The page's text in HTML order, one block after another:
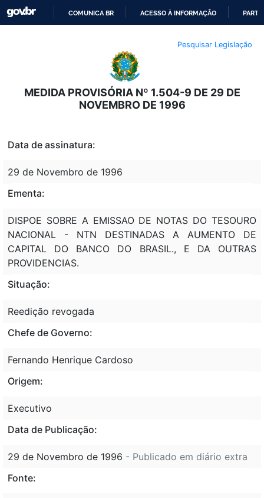
O
CONTEÚDO
COMUNICA BR ACESSO À INFORMAÇÃO
Pesquisar Legislação
MEDIDA PROVISÓRIA Nº 1.504-9 DE 29 DE
NOVEMBRO DE 1996
Data de assinatura:
29 de Novembro de 1996
Ementa:
DISPOE SOBRE A EMISSAO DE NOTAS DO TESOURO
NACIONAL - NTN DESTINADAS A AUMENTO DE
CAPITAL DO BANCO DO BRASIL., E DA OUTRAS
PROVIDENCIAS.
Situação:
Reedição revogada
Chefe de Governo:
Fernando Henrique Cardoso
Origem:
Executivo
Data de Publicação:
29 de Novembro de 1996 - Publicado em diário extra
Fonte: